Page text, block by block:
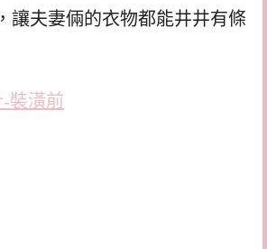
，讓夫妻倆的衣物都能井井有條